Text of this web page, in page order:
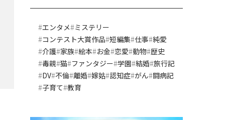
エンタメ ミステリー
コンテスト大賞作品 短編集 仕事 純愛
介護 家族 絵本 お金 恋愛 動物 歴史
毒親 猫 ファンタジー 学園 結婚 旅行記
DV 不倫 離婚 嫁姑 認知症 がん 闘病記
子育て 教育